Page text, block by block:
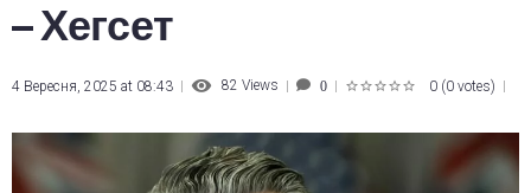
– Хегсет
4 Вересня, 2025 at 08:43 82 Views 0 0 (0 votes)